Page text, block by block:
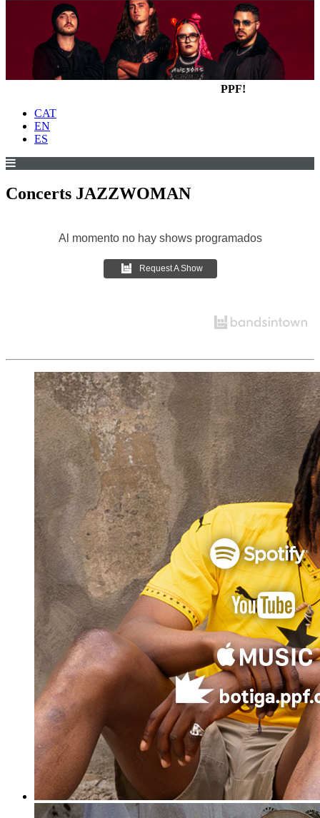
PPF!
CAT
EN
ES
Concerts JAZZWOMAN
Al momento no hay shows programados
Request A Show